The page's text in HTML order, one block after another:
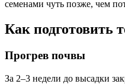
семенами чуть позже, чем
Как подготовить
Прогрев почвы
За 2–3 недели до высадки